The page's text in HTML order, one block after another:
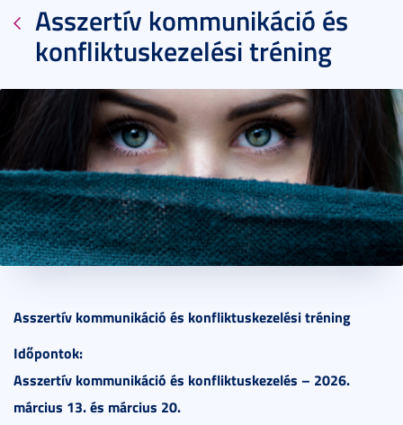
Asszertív kommunikáció és
konfliktuskezelési tréning
Asszertív kommunikáció és konfliktuskezelési tréning
Időpontok:
Asszertív kommunikáció és konfliktuskezelés – 2026.
március 13. és március 20.